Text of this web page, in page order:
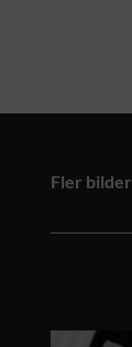
Fler bilder